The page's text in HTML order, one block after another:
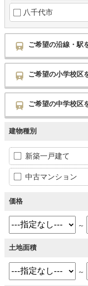
八千代市
ご希望の沿線・駅
ご希望の小学校区
ご希望の中学校区
建物種別
新築一戸建て
中古マンション
価格
～
土地面積
～